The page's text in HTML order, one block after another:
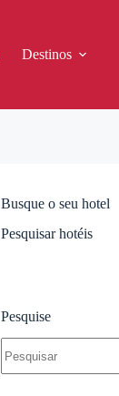
Destinos
Busque o seu hotel
Pesquisar hotéis
Pesquise
resultados